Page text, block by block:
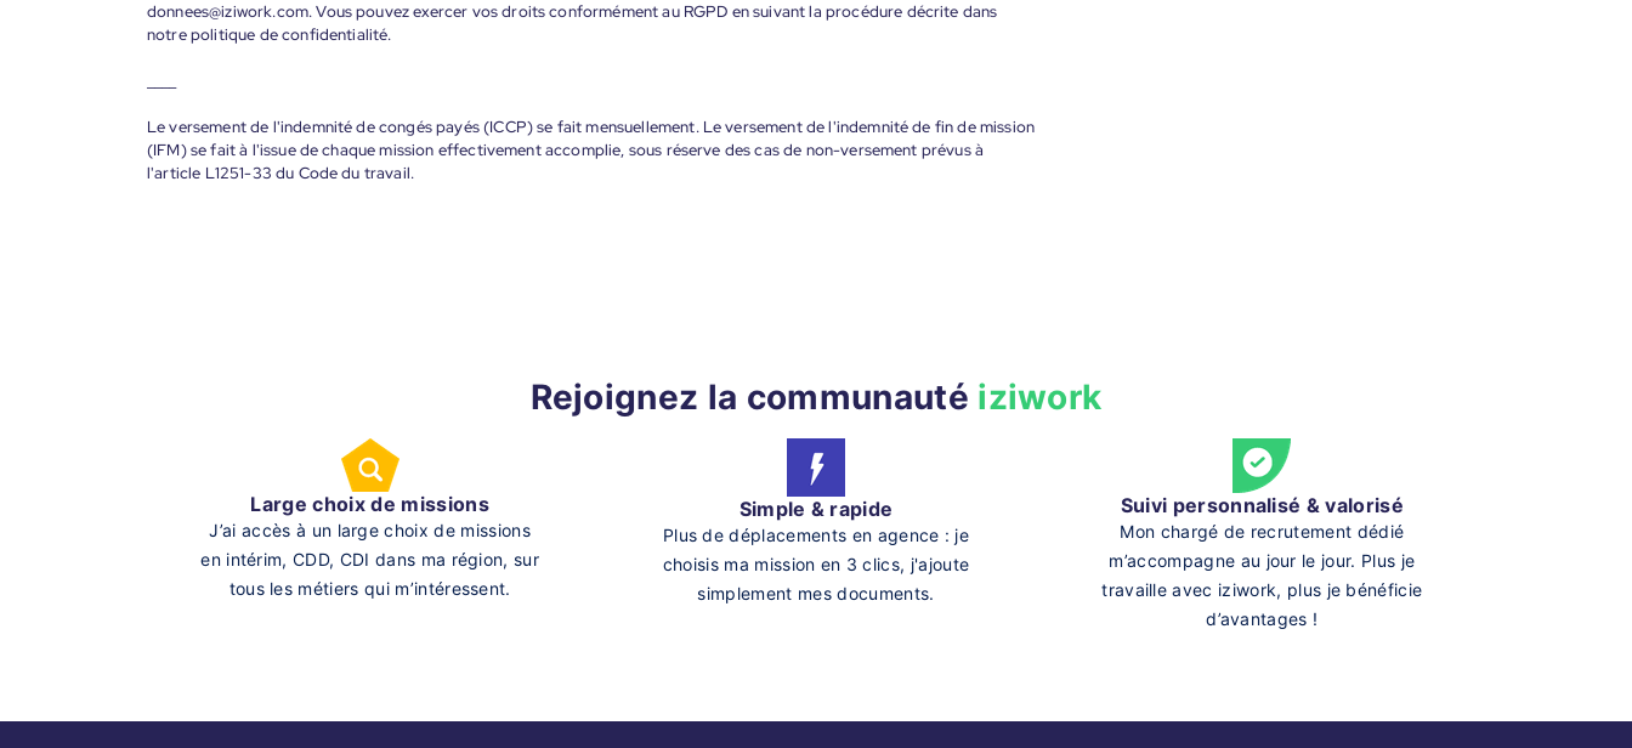
donnees@iziwork.com. Vous pouvez exercer vos droits conformément au RGPD en suivant la procédure décrite dans
notre politique de confidentialité.
Le versement de l'indemnité de congés payés (ICCP) se fait mensuellement. Le versement de l'indemnité de fin de mission
(IFM) se fait à l'issue de chaque mission effectivement accomplie, sous réserve des cas de non-versement prévus à
l'article L1251-33 du Code du travail.
Rejoignez la communauté iziwork
Large choix de missions
J’ai accès à un large choix de missions
en intérim, CDD, CDI dans ma région, sur
tous les métiers qui m’intéressent.
Simple & rapide
Plus de déplacements en agence : je
choisis ma mission en 3 clics, j'ajoute
simplement mes documents.
Suivi personnalisé & valorisé
Mon chargé de recrutement dédié
m’accompagne au jour le jour. Plus je
travaille avec iziwork, plus je bénéficie
d’avantages !